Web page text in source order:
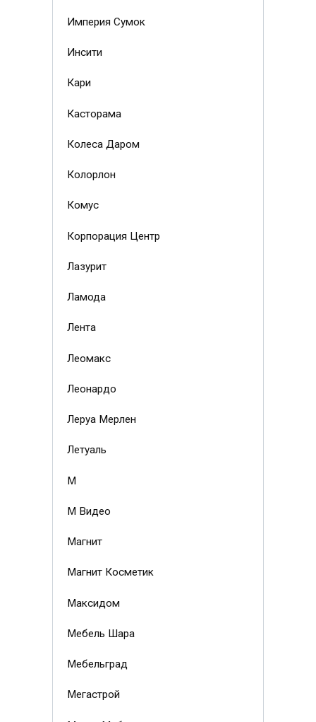
Империя Сумок
Инсити
Кари
Касторама
Колеса Даром
Колорлон
Комус
Корпорация Центр
Лазурит
Ламода
Лента
Леомакс
Леонардо
Леруа Мерлен
Летуаль
М
М Видео
Магнит
Магнит Косметик
Максидом
Мебель Шара
Мебельград
Мегастрой